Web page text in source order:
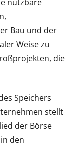
Bau und der
Weise zu
die
Speichers
stellt
der Börse
den